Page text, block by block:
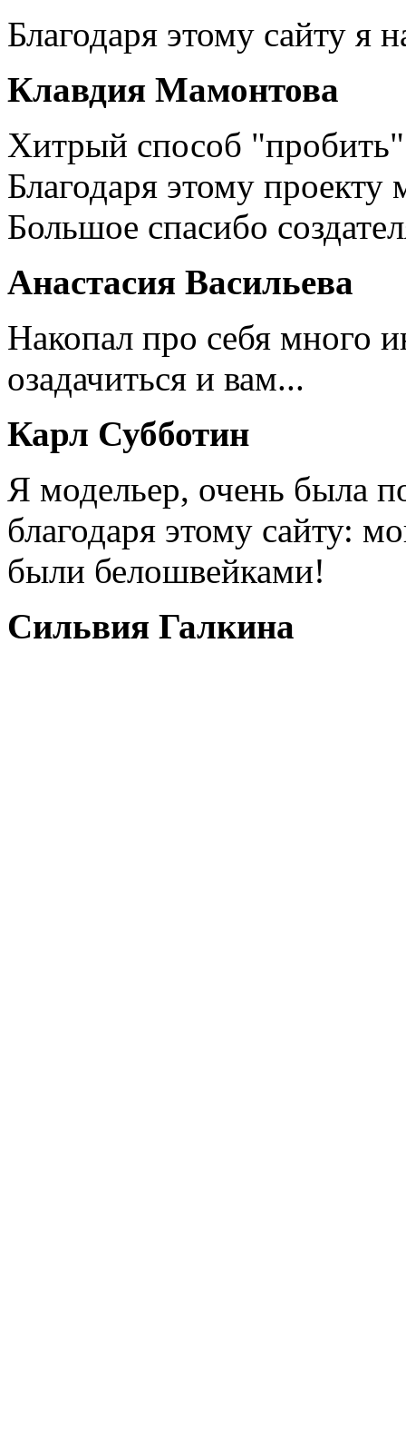
Благодаря этому сайту я
Клавдия Мамонтова
Хитрый способ
Благодаря этому
Большое спасибо
Анастасия Васильева
Накопал про себя много
озадачиться и вам...
Карл Субботин
Я модельер, очень была
благодаря этому сайту:
были белошвейками!
Сильвия Галкина